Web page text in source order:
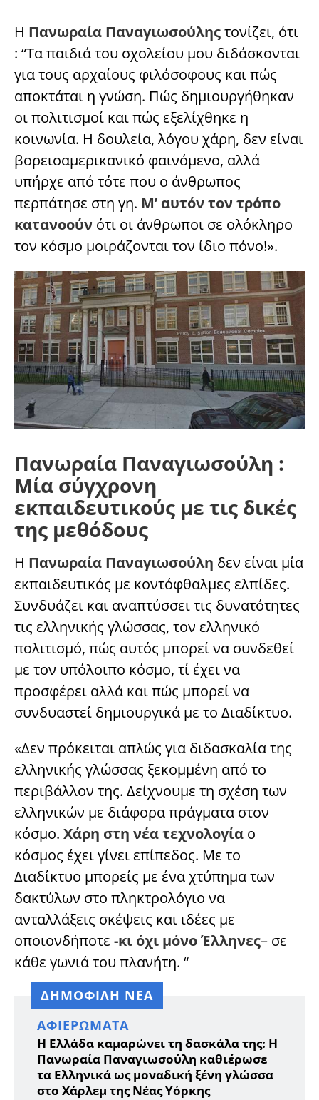
Η Πανωραία Παναγιωσούληςτονίζει, ότι
: “Τα παιδιά του σχολείου μου διδάσκονται
για τους αρχαίους φιλόσοφους και πώς
αποκτάται η γνώση. Πώς δημιουργήθηκαν
οι πολιτισμοί και πώς εξελίχθηκε η
κοινωνία. Η δουλεία, λόγου χάρη, δεν είναι
βορειοαμερικανικό φαινόμενο, αλλά
υπήρχε από τότε που ο άνθρωπος
περπάτησε στη γη. Μ’ αυτόν τον τρόπο
κατανοούν ότι οι άνθρωποι σε ολόκληρο
τον κόσμο μοιράζονται τον ίδιο πόνο!».
Πανωραία Παναγιωσούλη :
Μία σύγχρονη
εκπαιδευτικούς με τις δικές
της μεθόδους
Η Πανωραία Παναγιωσούλη δεν είναι μία
εκπαιδευτικός με κοντόφθαλμες ελπίδες.
Συνδυάζει και αναπτύσσει τις δυνατότητες
τις ελληνικής γλώσσας, τον ελληνικό
πολιτισμό, πώς αυτός μπορεί να συνδεθεί
με τον υπόλοιπο κόσμο, τί έχει να
προσφέρει αλλά και πώς μπορεί να
συνδυαστεί δημιουργικά με το Διαδίκτυο.
«Δεν πρόκειται απλώς για διδασκαλία της
ελληνικής γλώσσας ξεκομμένη από το
περιβάλλον της. Δείχνουμε τη σχέση των
ελληνικών με διάφορα πράγματα στον
κόσμο. Χάρη στη νέα τεχνολογία ο
κόσμος έχει γίνει επίπεδος. Με το
Διαδίκτυο μπορείς με ένα χτύπημα των
δακτύλων στο πληκτρολόγιο να
ανταλλάξεις σκέψεις και ιδέες με
οποιονδήποτε -κι όχι μόνο Έλληνες– σε
κάθε γωνιά του πλανήτη. “
ΔΗΜΟΦΙΛΗ ΝΕΑ
ΑΦΙΕΡΏΜΑΤΑ
Η Ελλάδα καμαρώνει τη δασκάλα της: Η
Πανωραία Παναγιωσούλη καθιέρωσε
τα Ελληνικά ως μοναδική ξένη γλώσσα
στο Χάρλεμ της Νέας Υόρκης